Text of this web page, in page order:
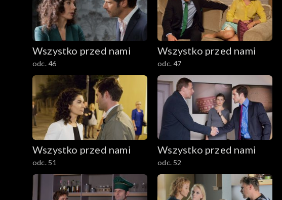
Wszystko przed nami
odc. 46
Wszystko przed nami
odc. 47
Wszystko przed nami
odc. 51
Wszystko przed nami
odc. 52